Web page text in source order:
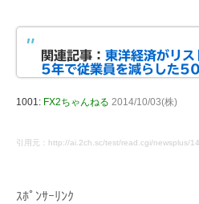
関連記事： 東洋経済がリ
5年で従業員を減らした
1001: FX2ちゃんねる 2014/10/03(株)
引用元：http://ai.2ch.sc/test/read.cgi/newsplus/
ｽﾎﾟﾝｻｰﾘﾝｸ